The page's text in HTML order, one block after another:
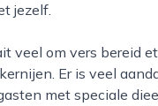
jezelf.
Er is veel
met speciale